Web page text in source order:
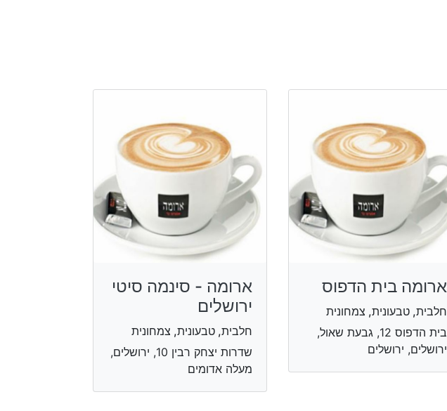
ארומה בית הדפוס
חלבית, טבעונית, צמחונית
בית הדפוס 12, גבעת שאול,
ירושלים, ירושלים
ארומה - סינמה סיטי
ירושלים
חלבית, טבעונית, צמחונית
שדרות יצחק רבין 10, ירושלים,
מעלה אדומים